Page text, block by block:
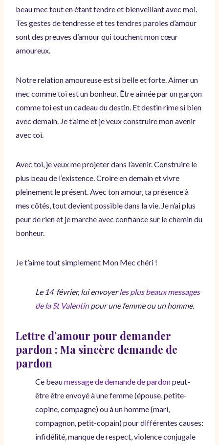
beau mec tout en étant tendre et bienveillant avec moi.
Tes gestes de tendresse et tes tendres paroles d’amour
sont des preuves d’amour qui touchent mon cœur
amoureux.
Notre relation amoureuse est si belle et forte. Aimer un
mec comme toi est un bonheur. Être aimée par un garçon
comme toi est un cadeau du destin. Et destin rime si bien
avec demain. Je t’aime et je veux construire mon avenir
avec toi.
Avec toi, je veux me projeter dans l’avenir. Construire le
plus beau de l’existence. Croire en demain et vivre
pleinement le présent. Avec ton amour, ta présence à
mes côtés, tout devient possible dans la vie. Je n’ai plus
peur de rien et je marche avec confiance sur le chemin du
bonheur.
Je t’aime tout simplement Mon Mec chéri !
Le 14 février, lui envoyerles plus beaux messages
de la St Valentinpour une femme ou un homme.
Lettre d’amour pour demander
pardon : Ma sincère demande de
pardon
Ce beaumessage de demande de pardonpeut-
être être envoyé à une femme (épouse, petite-
copine, compagne) ou à un homme (mari,
compagnon, petit-copain) pour différentes causes:
infidélité, manque de respect, violence conjugale